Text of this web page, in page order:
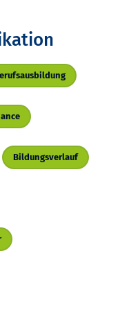
Bildungsverlauf